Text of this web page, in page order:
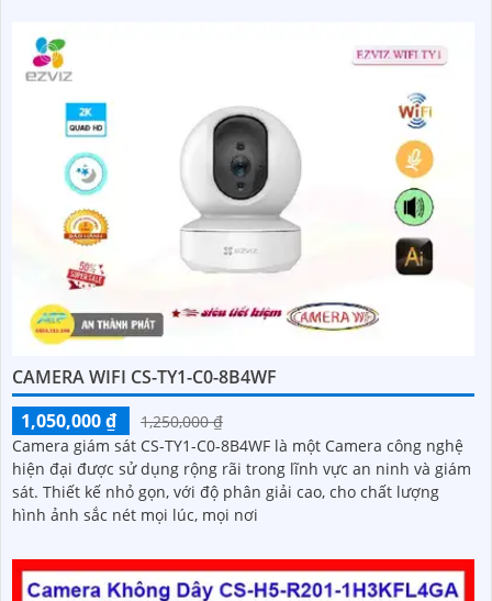
CAMERA WIFI CS-TY1-C0-8B4WF
1,050,000 ₫
1,250,000 ₫
Camera giám sát CS-TY1-C0-8B4WF là một Camera công nghệ
hiện đại được sử dụng rộng rãi trong lĩnh vực an ninh và giám
sát. Thiết kế nhỏ gọn, với độ phân giải cao, cho chất lượng
hình ảnh sắc nét mọi lúc, mọi nơi